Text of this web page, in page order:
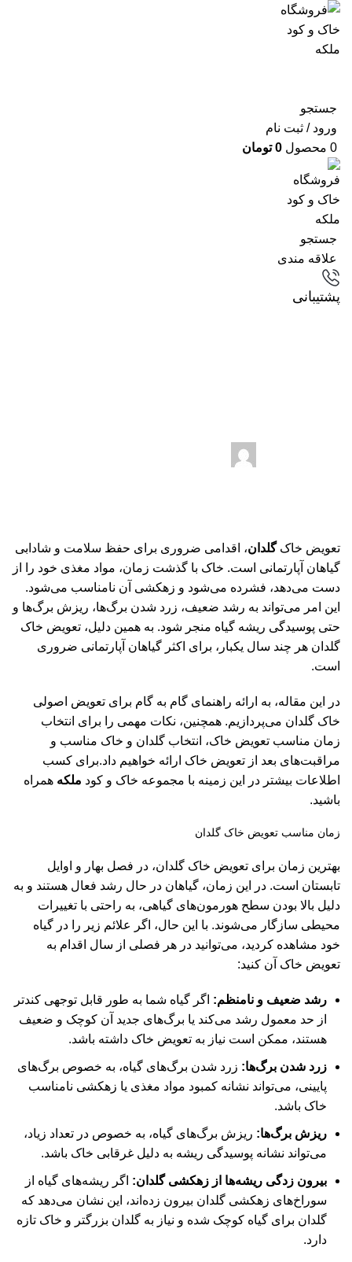
جستجو
ورود / ثبت نام
0 محصول 0 تومان
جستجو
علاقه مندی
پشتیبانی
تعویض خاکگلدان، اقدامی ضروری برای حفظ سلامت و شادابی
گیاهان آپارتمانی است. خاک با گذشت زمان، مواد مغذی خود را از
دست می‌دهد، فشرده می‌شود و زهکشی آن نامناسب می‌شود.
این امر می‌تواند به رشد ضعیف، زرد شدن برگ‌ها، ریزش برگ‌ها و
حتی پوسیدگی ریشه گیاه منجر شود. به همین دلیل، تعویض خاک
گلدان هر چند سال یکبار، برای اکثر گیاهان آپارتمانی ضروری
است.
در این مقاله، به ارائه راهنمای گام به گام برای تعویض اصولی
خاک گلدان می‌پردازیم. همچنین، نکات مهمی را برای انتخاب
زمان مناسب تعویض خاک، انتخاب گلدان و خاک مناسب و
مراقبت‌های بعد از تعویض خاک ارائه خواهیم داد.برای کسب
اطلاعات بیشتر در این زمینه با مجموعه خاک و کود ملکه همراه
باشید.
زمان مناسب تعویض خاک گلدان
بهترین زمان برای تعویض خاک گلدان، در فصل بهار و اوایل
تابستان است. در این زمان، گیاهان در حال رشد فعال هستند و به
دلیل بالا بودن سطح هورمون‌های گیاهی، به راحتی با تغییرات
محیطی سازگار می‌شوند. با این حال، اگر علائم زیر را در گیاه
خود مشاهده کردید، می‌توانید در هر فصلی از سال اقدام به
تعویض خاک آن کنید:
رشد ضعیف و نامنظم: اگر گیاه شما به طور قابل توجهی کندتر
از حد معمول رشد می‌کند یا برگ‌های جدید آن کوچک و ضعیف
هستند، ممکن است نیاز به تعویض خاک داشته باشد.
زرد شدن برگ‌ها: زرد شدن برگ‌های گیاه، به خصوص برگ‌های
پایینی، می‌تواند نشانه کمبود مواد مغذی یا زهکشی نامناسب
خاک باشد.
ریزش برگ‌ها: ریزش برگ‌های گیاه، به خصوص در تعداد زیاد،
می‌تواند نشانه پوسیدگی ریشه به دلیل غرقابی خاک باشد.
بیرون زدگی ریشه‌ها از زهکشی گلدان: اگر ریشه‌های گیاه از
سوراخ‌های زهکشی گلدان بیرون زده‌اند، این نشان می‌دهد که
گلدان برای گیاه کوچک شده و نیاز به گلدان بزرگتر و خاک تازه
دارد.